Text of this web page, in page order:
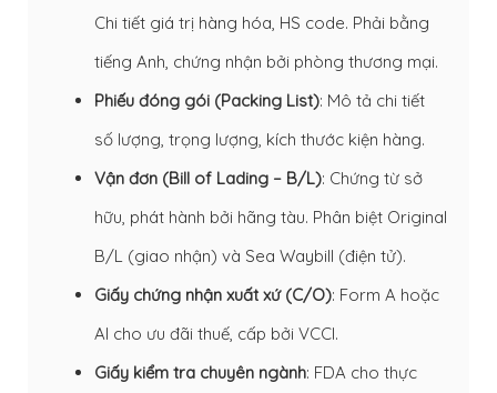
Chi tiết giá trị hàng hóa, HS code. Phải bằng
tiếng Anh, chứng nhận bởi phòng thương mại.
Phiếu đóng gói (Packing List): Mô tả chi tiết
số lượng, trọng lượng, kích thước kiện hàng.
Vận đơn (Bill of Lading – B/L): Chứng từ sở
hữu, phát hành bởi hãng tàu. Phân biệt Original
B/L (giao nhận) và Sea Waybill (điện tử).
Giấy chứng nhận xuất xứ (C/O): Form A hoặc
AI cho ưu đãi thuế, cấp bởi VCCI.
Giấy kiểm tra chuyên ngành: FDA cho thực